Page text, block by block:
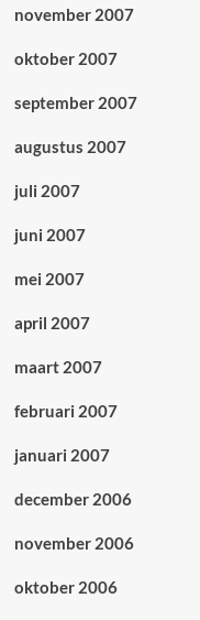
november 2007
oktober 2007
september 2007
augustus 2007
juli 2007
juni 2007
mei 2007
april 2007
maart 2007
februari 2007
januari 2007
december 2006
november 2006
oktober 2006